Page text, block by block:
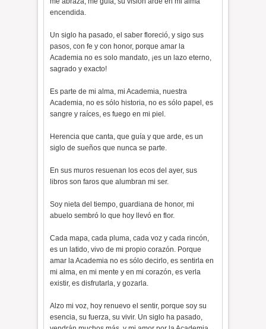
encendida.
Un siglo ha pasado, el saber floreció, y sigo sus
pasos, con fe y con honor, porque amar la
Academia no es solo mandato, ¡es un lazo eterno,
sagrado y exacto!
Es parte de mi alma, mi Academia, nuestra
Academia, no es sólo historia, no es sólo papel, es
sangre y raíces, es fuego en mi piel.
Herencia que canta, que guía y que arde, es un
siglo de sueños que nunca se parte.
En sus muros resuenan los ecos del ayer, sus
libros son faros que alumbran mi ser.
Soy nieta del tiempo, guardiana de honor, mi
abuelo sembró lo que hoy llevó en flor.
Cada mapa, cada pluma, cada voz y cada rincón,
es un latido, vivo de mi propio corazón. Porque
amar la Academia no es sólo decirlo, es sentirla en
mi alma, en mi mente y en mi corazón, es verla
existir, es disfrutarla, y gozarla.
Alzo mi voz, hoy renuevo el sentir, porque soy su
esencia, su fuerza, su vivir. Un siglo ha pasado,